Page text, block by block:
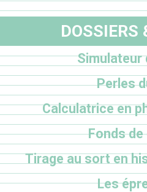
DOSSIERS
Simulateur
Perles
Calculatrice en
Fonds
Tirage au sort en
Les